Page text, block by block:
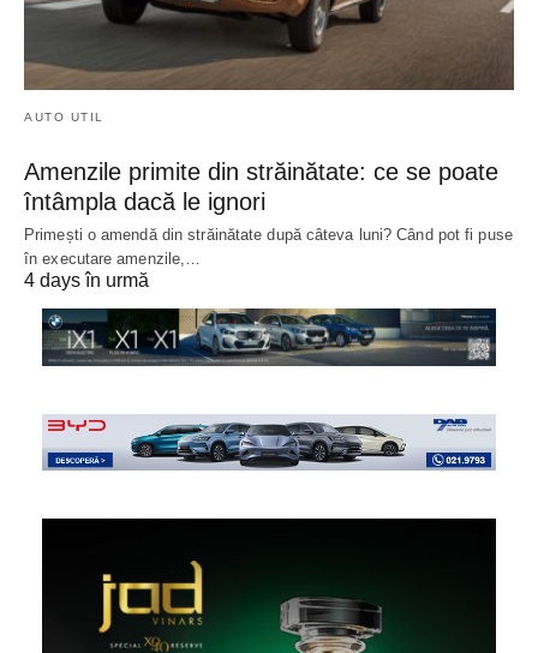
AUTO UTIL
Amenzile primite din străinătate: ce se poate
întâmpla dacă le ignori
Primești o amendă din străinătate după câteva luni? Când pot fi puse
în executare amenzile,…
4 days în urmă